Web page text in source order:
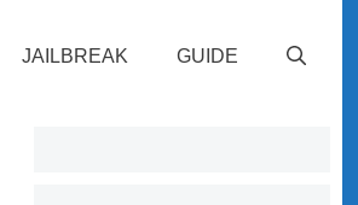
JAILBREAK GUIDE